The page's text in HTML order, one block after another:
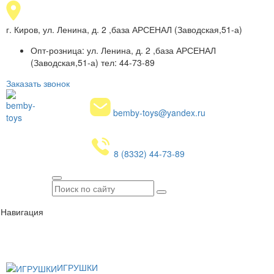
г. Киров, ул. Ленина, д. 2 ,база АРСЕНАЛ (Заводская,51-а)
Опт-розница: ул. Ленина, д. 2 ,база АРСЕНАЛ
(Заводская,51-а) тел: 44-73-89
Заказать звонок
bemby-toys@yandex.ru
8 (8332) 44-73-89
Навигация
ИГРУШКИ